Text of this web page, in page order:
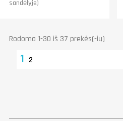
sandėlyje)
Rodoma 1-30 iš 37 prekės(-ių)
1 2